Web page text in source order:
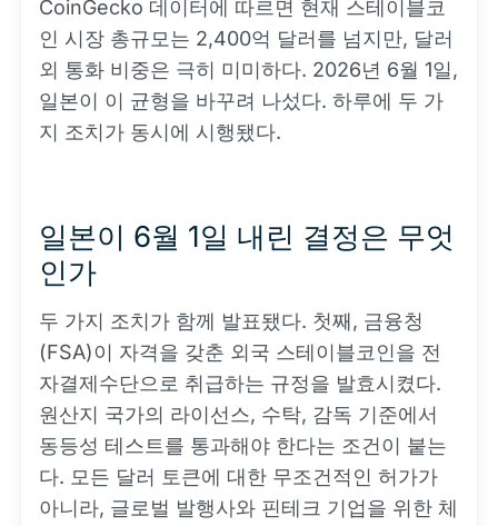
CoinGecko 데이터에 따르면 현재 스테이블코
인 시장 총규모는 2,400억 달러를 넘지만, 달러
외 통화 비중은 극히 미미하다. 2026년 6월 1일,
일본이 이 균형을 바꾸려 나섰다. 하루에 두 가
지 조치가 동시에 시행됐다.
일본이 6월 1일 내린 결정은 무엇
인가
두 가지 조치가 함께 발표됐다. 첫째, 금융청
(FSA)이 자격을 갖춘 외국 스테이블코인을 전
자결제수단으로 취급하는 규정을 발효시켰다.
원산지 국가의 라이선스, 수탁, 감독 기준에서
동등성 테스트를 통과해야 한다는 조건이 붙는
다. 모든 달러 토큰에 대한 무조건적인 허가가
아니라, 글로벌 발행사와 핀테크 기업을 위한 체